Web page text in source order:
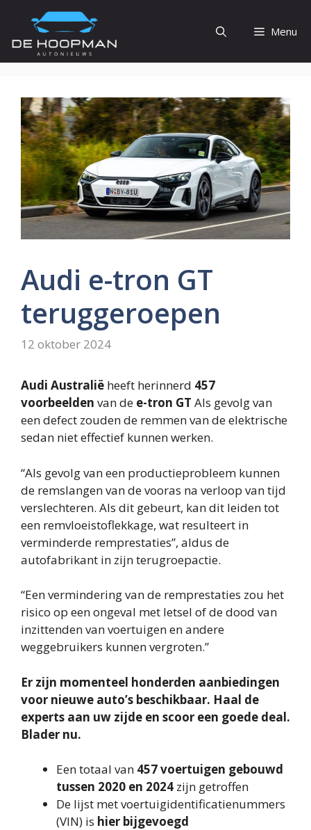
de
inhoud
Menu
Audi e-tron GT
teruggeroepen
12 oktober 2024
Audi Australië heeft herinnerd 457
voorbeelden van de e-tron GT Als gevolg van
een defect zouden de remmen van de elektrische
sedan niet effectief kunnen werken.
“Als gevolg van een productieprobleem kunnen
de remslangen van de vooras na verloop van tijd
verslechteren. Als dit gebeurt, kan dit leiden tot
een remvloeistoflekkage, wat resulteert in
verminderde remprestaties”, aldus de
autofabrikant in zijn terugroepactie.
“Een vermindering van de remprestaties zou het
risico op een ongeval met letsel of de dood van
inzittenden van voertuigen en andere
weggebruikers kunnen vergroten.”
Er zijn momenteel honderden aanbiedingen
voor nieuwe auto’s beschikbaar. Haal de
experts aan uw zijde en scoor een goede deal.
Blader nu.
Een totaal van 457 voertuigen gebouwd
tussen 2020 en 2024 zijn getroffen
De lijst met voertuigidentificatienummers
(VIN) is hier bijgevoegd